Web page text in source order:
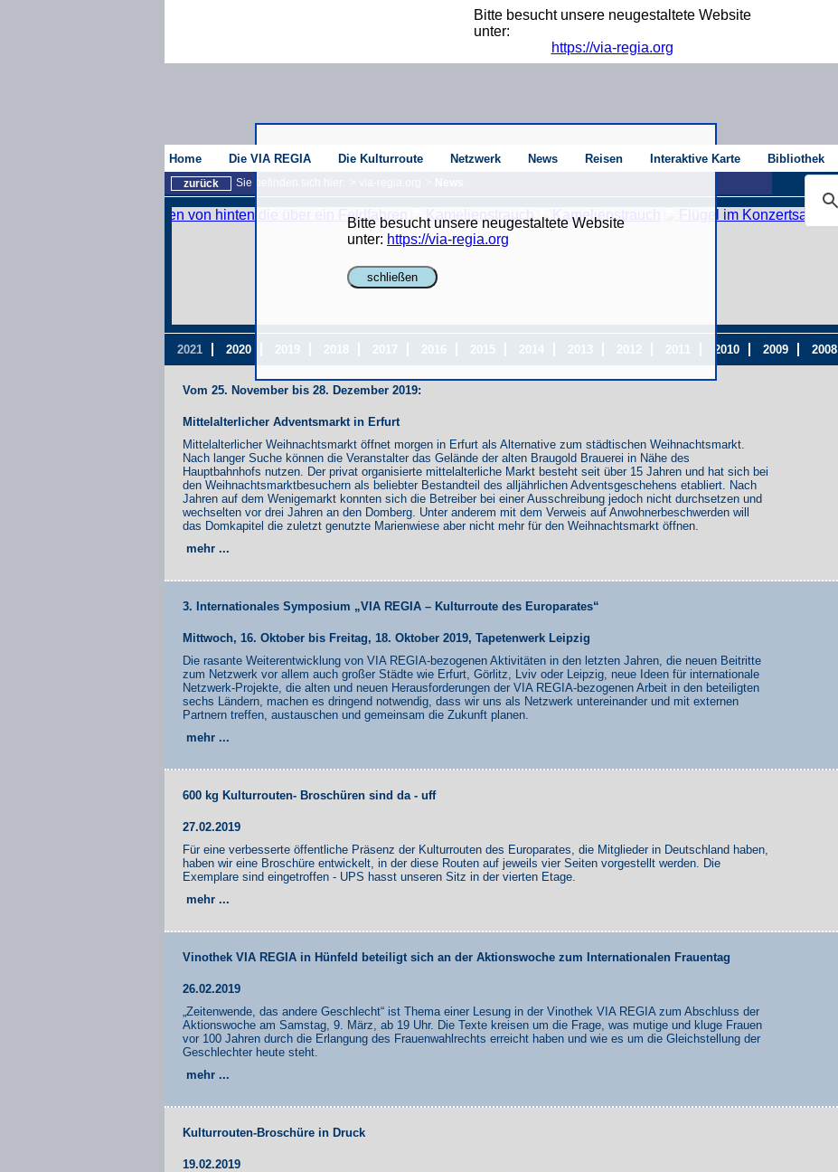
Bitte besucht unsere neugestaltete Website
unter:
https://via-regia.org
Bitte besucht unsere neugestaltete Website
unter: https://via-regia.org
schließen
Home Die VIA REGIA Die Kulturroute Netzwerk News Reisen Interaktive Karte Bibliothek
zurück Sie befinden sich hier:
2021 2020 2019 2018 2017 2016 2015 2014 2013 2012 2011 2010 2009 2008
Vom 25. November bis 28. Dezember 2019:
Mittelalterlicher Adventsmarkt in Erfurt
Mittelalterlicher Weihnachtsmarkt öffnet morgen in Erfurt als Alternative zum städtischen Weihnachtsmarkt.
Nach langer Suche können die Veranstalter das Gelände der alten Braugold Brauerei in Nähe des
Hauptbahnhofs nutzen. Der privat organisierte mittelalterliche Markt besteht seit über 15 Jahren und hat sich bei
den Weihnachtsmarktbesuchern als beliebter Bestandteil des alljährlichen Adventsgeschehens etabliert. Nach
Jahren auf dem Wenigemarkt konnten sich die Betreiber bei einer Ausschreibung jedoch nicht durchsetzen und
wechselten vor drei Jahren an den Domberg. Unter anderem mit dem Verweis auf Anwohnerbeschwerden will
das Domkapitel die zuletzt genutzte Marienwiese aber nicht mehr für den Weihnachtsmarkt öffnen.
mehr ...
3. Internationales Symposium „VIA REGIA – Kulturroute des Europarates“
Mittwoch, 16. Oktober bis Freitag, 18. Oktober 2019, Tapetenwerk Leipzig
Die rasante Weiterentwicklung von VIA REGIA-bezogenen Aktivitäten in den letzten Jahren, die neuen Beitritte
zum Netzwerk vor allem auch großer Städte wie Erfurt, Görlitz, Lviv oder Leipzig, neue Ideen für internationale
Netzwerk-Projekte, die alten und neuen Herausforderungen der VIA REGIA-bezogenen Arbeit in den beteiligten
sechs Ländern, machen es dringend notwendig, dass wir uns als Netzwerk untereinander und mit externen
Partnern treffen, austauschen und gemeinsam die Zukunft planen.
mehr ...
600 kg Kulturrouten- Broschüren sind da - uff
27.02.2019
Für eine verbesserte öffentliche Präsenz der Kulturrouten des Europarates, die Mitglieder in Deutschland haben,
haben wir eine Broschüre entwickelt, in der diese Routen auf jeweils vier Seiten vorgestellt werden. Die
Exemplare sind eingetroffen - UPS hasst unseren Sitz in der vierten Etage.
mehr ...
Vinothek VIA REGIA in Hünfeld beteiligt sich an der Aktionswoche zum Internationalen Frauentag
26.02.2019
„Zeitenwende, das andere Geschlecht“ ist Thema einer Lesung in der Vinothek VIA REGIA zum Abschluss der
Aktionswoche am Samstag, 9. März, ab 19 Uhr. Die Texte kreisen um die Frage, was mutige und kluge Frauen
vor 100 Jahren durch die Erlangung des Frauenwahlrechts erreicht haben und wie es um die Gleichstellung der
Geschlechter heute steht.
mehr ...
Kulturrouten-Broschüre in Druck
19.02.2019